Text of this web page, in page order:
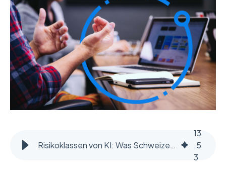
Risikoklassen von KI: Was Schweizer KMU aus dem EU-Modell lernen können
13
:5
3